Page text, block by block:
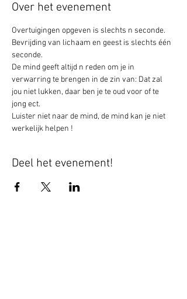
Over het evenement
Overtuigingen opgeven is slechts n seconde.
Bevrijding van lichaam en geest is slechts één
seconde.
De mind geeft altijd n reden om je in
verwarring te brengen in de zin van: Dat zal
jou niet lukken, daar ben je te oud voor of te
jong ect.
Luister niet naar de mind, de mind kan je niet
werkelijk helpen !
Deel het evenement!